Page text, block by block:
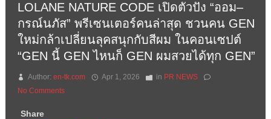
LOLANE NATURE CODE เปิดตัวปัง “ออม–
กรณ์นภัส” พรีเซนเตอร์คนล่าสุด ชวนคน GEN
ใหม่กล้าเปลี่ยนลุคสนุกกับสีผม ในคอนเซปต์
“GEN นี้ GEN ไหนก็ GEN ผมสวยได้ทุก GEN”
Author: en-tk.com Apr 1, 2026 in PR NEWS
No Comments
Share